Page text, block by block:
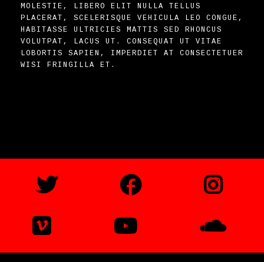
MOLESTIE, LIBERO ELIT NULLA TELLUS
PLACERAT, SCELERISQUE VEHICULA LEO CONGUE,
HABITASSE ULTRICIES MATTIS SED RHONCUS
VOLUTPAT, LACUS UT. CONSEQUAT UT VITAE
LOBORTIS SAPIEN, IMPERDIET AT CONSECTETUER
WISI FRINGILLA ET.